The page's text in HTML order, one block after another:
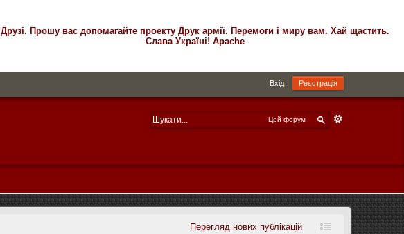
Друзі. Прошу вас допомагайте проекту Друк армії. Перемоги і миру вам. Хай щастить.
Слава Україні! Apache
Вхід Реєстрація
Цей форум
Перегляд нових публікацій